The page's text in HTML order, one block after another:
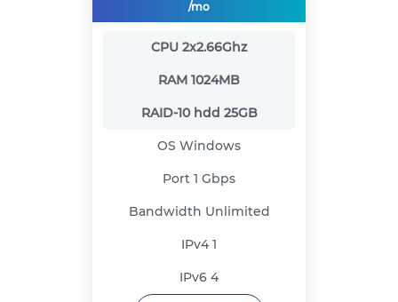
/mo
CPU 2x2.66Ghz
RAM 1024MB
RAID-10 hdd 25GB
OS Windows
Port 1 Gbps
Bandwidth Unlimited
IPv41
IPv6 4